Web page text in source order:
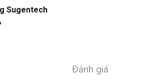
Sugentech
Đánh giá